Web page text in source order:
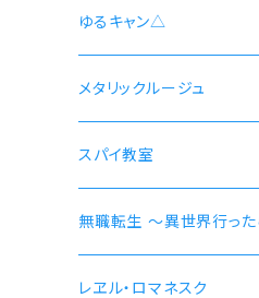
井ノ上たきな DA 2nd
シン 連邦国ver モデル
シン 共和国ver モデル
ヴラディレーナ・ミリーゼ
ゆるキャン△
野クルver
志摩リン
各務原なでしこ
乗物シリーズ
なでしこ 自転車
桜 自動車
メタリックルージュ
スパイ教室
無職転生 〜異世界行っ
【エリス・ボレアス・グレ
レヱル・ロマネスク